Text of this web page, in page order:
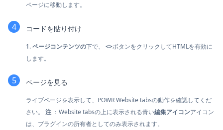
ページに移動します。
コードを貼り付け
1.ページコンテンツの下で、 <>ボタンをクリックしてHTMLを有効に
します。
ページを見る
ライブページを表示して、POWR Website tabsの動作を確認してくだ
さい。 注 ：Website tabsの上に表示される青い編集アイコンアイコン
は、プラグインの所有者としてのみ表示されます。